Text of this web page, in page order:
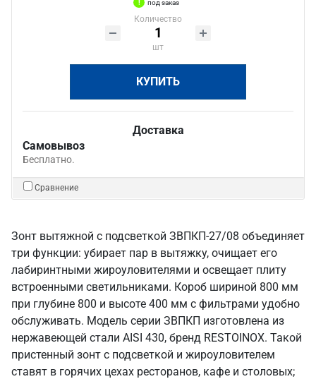
под заказ
Количество
шт
КУПИТЬ
Доставка
Самовывоз
Бесплатно.
Сравнение
Зонт вытяжной с подсветкой ЗВПКП-27/08 объединяет
три функции: убирает пар в вытяжку, очищает его
лабиринтными жироуловителями и освещает плиту
встроенными светильниками. Короб шириной 800 мм
при глубине 800 и высоте 400 мм с фильтрами удобно
обслуживать. Модель серии ЗВПКП изготовлена из
нержавеющей стали AISI 430, бренд RESTOINOX. Такой
пристенный зонт с подсветкой и жироуловителем
ставят в горячих цехах ресторанов, кафе и столовых;